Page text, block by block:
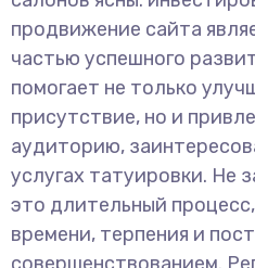
продвижение сайта
частью успешного
помогает не только
присутствие, но и
аудиторию,
услугах татуировки. Не
это длительный
времени, терпения и